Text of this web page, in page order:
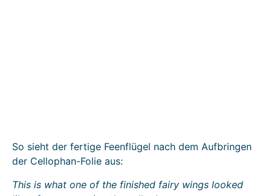
So sieht der fertige Feenflügel nach dem Aufbringen
der Cellophan-Folie aus:
This is what one of the finished fairy wings looked